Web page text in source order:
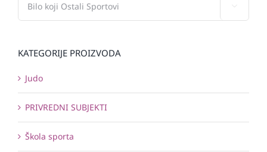
KATEGORIJE PROIZVODA
Judo
PRIVREDNI SUBJEKTI
Škola sporta